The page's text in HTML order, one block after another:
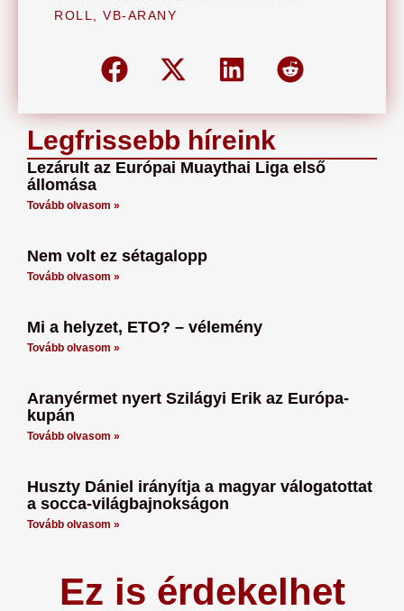
Legfrissebb híreink
Lezárult az Európai Muaythai Liga első
állomása
Tovább olvasom »
Nem volt ez sétagalopp
Tovább olvasom »
Mi a helyzet, ETO? – vélemény
Tovább olvasom »
Aranyérmet nyert Szilágyi Erik az Európa-
kupán
Tovább olvasom »
Huszty Dániel irányítja a magyar válogatottat
a socca-világbajnokságon
Tovább olvasom »
ROLL, VB-ARANY
Ez is érdekelhet